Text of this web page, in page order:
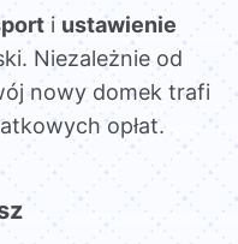
i ustawienie
Niezależnie od
nowy domek trafi
opłat.